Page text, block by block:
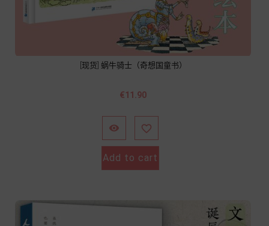
[现货] 蜗牛骑士（奇想国童书）
Price
€11.90
 
Add to cart